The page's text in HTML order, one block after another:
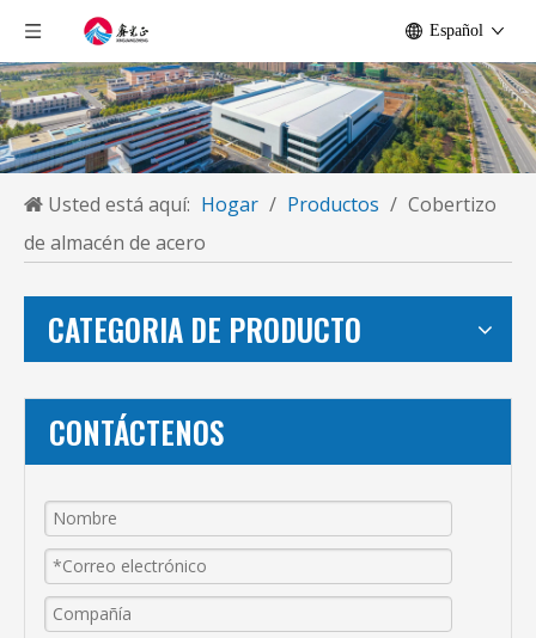
Español
Usted está aquí: Hogar / Productos / Cobertizo
de almacén de acero
CATEGORIA DE PRODUCTO
CONTÁCTENOS